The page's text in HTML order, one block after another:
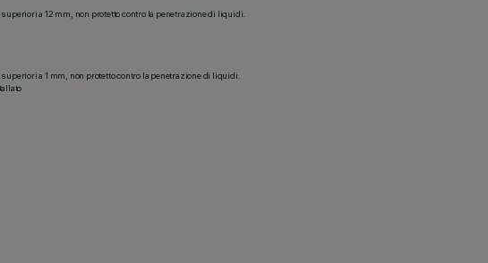
a 12 mm, non protetto contro la penetrazione di liquidi.
a 1 mm, non protetto contro la penetrazione di liquidi.